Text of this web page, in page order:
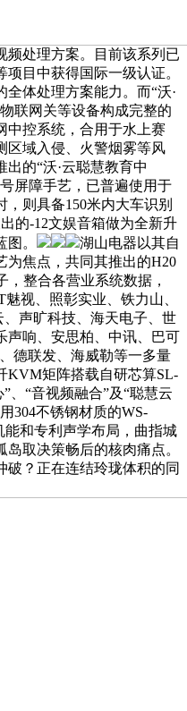
频处理方案。目前该系列已
目中获得国际一级认证。
体处理方案能力。而“沃·
联网关等设备构成完整的
中控系统，合用于水上赛
区域入侵、火警烟雾等风
的“沃·云聪慧教育中
屏障手艺，已普遍使用于
则具备150米内大车识别
的-12文娱音箱做为全新升
。
湖山电器以其自
为焦点，共同其推出的H20
整合各营业系统数据，
视、照彰实业、铁力山、
声旷科技、海天电子、世
声响、安思柏、中讯、巴可
德联发、海威勒等一多量
KVM矩阵搭载自研芯算SL-
、“音视频融合”及“聪慧云
304不锈钢材质的WS-
能和专利声学布局，曲指城
取决策畅后的核肉痛点。
破？正在连结玲珑体积的同